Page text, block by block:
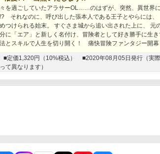
を過ごしていたアラサーOL……のはずが、突然、異世界
それなのに、呼び出した張本人である王子とやらには、
つけられる始末。 すぐさま城から追い出された上に、 元
に「エア」と新しく名付け、冒険者として好き勝手に生
とスキルで人生を切り開く！ 痛快冒険ファンタジー開幕
■定価1,320円（10%税込）
■2020年08月05日発行（実
て異なります）